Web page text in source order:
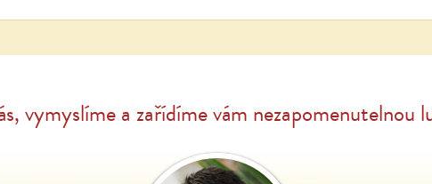
vymyslíme a zařídíme vám nezapomenutelnou